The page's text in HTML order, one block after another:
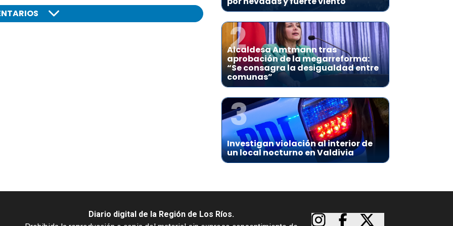
2
Alcaldesa Amtmann tras
aprobación de la megarreforma:
“Se consagra la desigualdad entre
comunas”
3
Investigan violación al interior de
un local nocturno en Valdivia
Diario digital de la Región de Los Ríos.